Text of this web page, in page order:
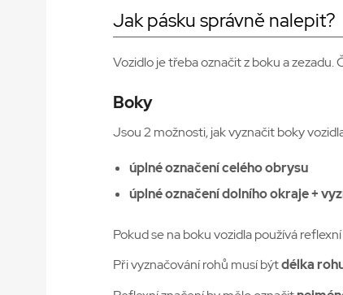
Jak pásku správně nalepit?
Vozidlo je třeba označit z boku a zezadu.
Boky
Jsou 2 možnosti, jak vyznačit boky
úplné označení celého obrysu
úplné označení dolního okraje +
Pokud se na boku vozidla používá
Při vyznačování rohů musí býtdélka